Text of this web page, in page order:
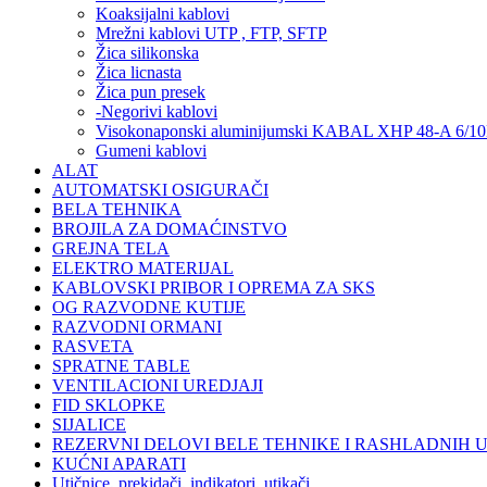
Koaksijalni kablovi
Mrežni kablovi UTP , FTP, SFTP
Žica silikonska
Žica licnasta
Žica pun presek
-Negorivi kablovi
Visokonaponski aluminijumski KABAL XHP 48-A 6/
Gumeni kablovi
ALAT
AUTOMATSKI OSIGURAČI
BELA TEHNIKA
BROJILA ZA DOMAĆINSTVO
GREJNA TELA
ELEKTRO MATERIJAL
KABLOVSKI PRIBOR I OPREMA ZA SKS
OG RAZVODNE KUTIJE
RAZVODNI ORMANI
RASVETA
SPRATNE TABLE
VENTILACIONI UREDJAJI
FID SKLOPKE
SIJALICE
REZERVNI DELOVI BELE TEHNIKE I RASHLADNIH
KUĆNI APARATI
Utičnice, prekidači, indikatori, utikači